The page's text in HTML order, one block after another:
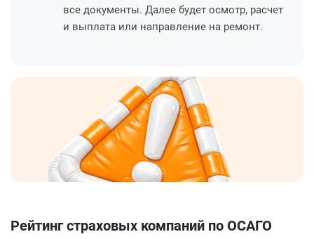
все документы. Далее будет осмотр, расчет
и выплата или направление на ремонт.
Рейтинг страховых компаний по ОСАГО